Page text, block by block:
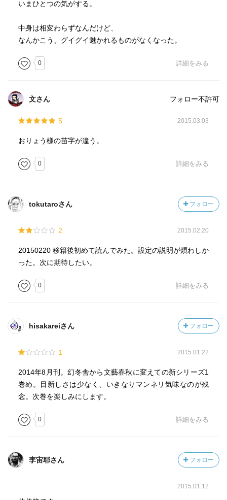
いまひとつの気がする。
中身は相変わらずなんだけど、
なんかこう、グイグイ魅かれるものがなくなった。
0 詳細をみる
文さん フォロー不許可
5 2015.03.03
おりょう様の苗字が違う。
0 詳細をみる
tokutaroさん フォロー
2 2015.02.20
20150220 移籍後初めて読んでみた。設定の説明が煩わしか
った。次に期待したい。
0 詳細をみる
hisakareiさん フォロー
1 2015.01.22
2014年8月刊。幻冬舎から文藝春秋に変えての新シリーズ1
巻め。目新しさは少なく、いきなりマンネリ気味なのが残
念。次巻を楽しみにします。
0 詳細をみる
李宙耶さん フォロー
2015.01.12